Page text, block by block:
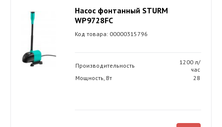
Насос фонтанный STURM
WP9728FC
Код товара: 00000315796
Производительность
1200 л/
час
Мощность, Вт
28